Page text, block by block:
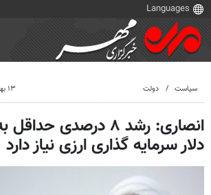
سیاست دولت ۱۳ بهمن ۱۴۰۳، ۵:۳۶
دلار سرمایه گذاری ارزی نیاز دارد